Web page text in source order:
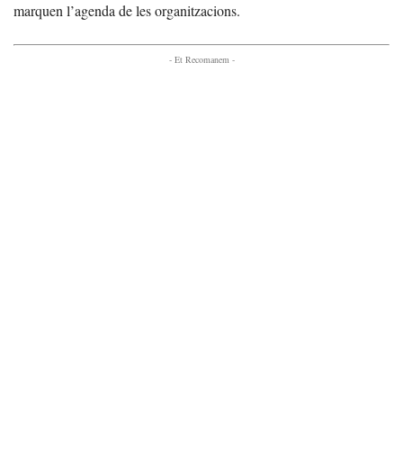
marquen l’agenda de les organitzacions.
- Et Recomanem -